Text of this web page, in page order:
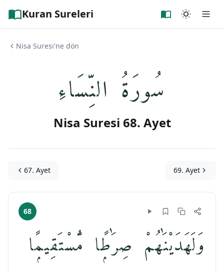
Kuran Sureleri
Nisa Suresi'ne dön
سُورَةُ النِّسَاءِ
Nisa Suresi 68. Ayet
67. Ayet 69. Ayet
68
وَلَهَدَيْنَٰهُمْ صِرَٰطًۭا مُّسْتَقِيمًۭا